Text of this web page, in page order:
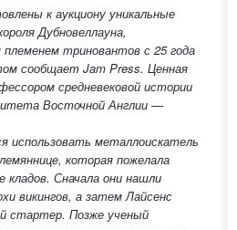
к аукциону уникальные
Дубновеллауна,
триновантов с 25 года
сообщает Jam Press. Ценная
средневековой истории
Восточной Англии —
использовать металлоискатель
которая пожелала
кладов. Сначала они нашли
викингов, а затем Лайсенс
стартер. Позже ученый